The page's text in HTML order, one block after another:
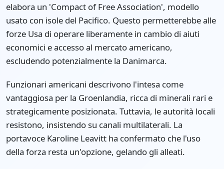
elabora un 'Compact of Free Association', modello
usato con isole del Pacifico. Questo permetterebbe alle
forze Usa di operare liberamente in cambio di aiuti
economici e accesso al mercato americano,
escludendo potenzialmente la Danimarca.
Funzionari americani descrivono l'intesa come
vantaggiosa per la Groenlandia, ricca di minerali rari e
strategicamente posizionata. Tuttavia, le autorità locali
resistono, insistendo su canali multilaterali. La
portavoce Karoline Leavitt ha confermato che l'uso
della forza resta un'opzione, gelando gli alleati.